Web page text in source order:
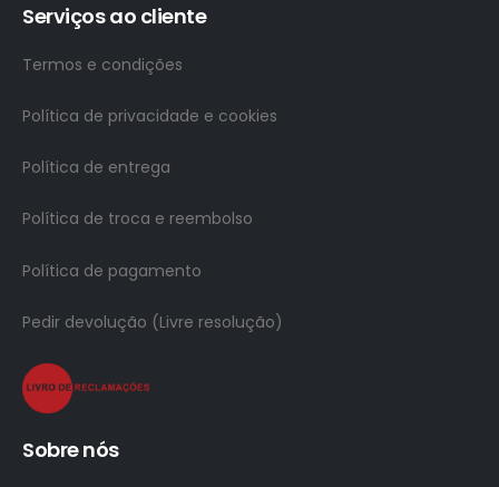
Serviços ao cliente
Termos e condições
Política de privacidade e cookies
Política de entrega
Política de troca e reembolso
Política de pagamento
Pedir devolução (Livre resolução)
Sobre nós